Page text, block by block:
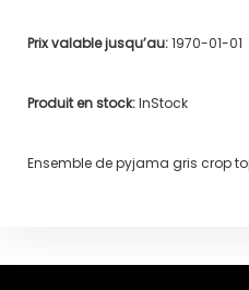
Prix valable jusqu’au:1970-01-01
Produit en stock:InStock
Ensemble de pyjama gris crop